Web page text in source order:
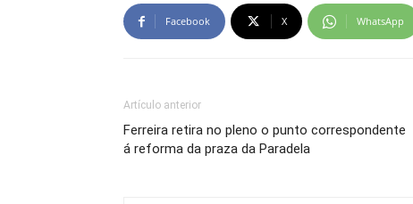
Facebook X WhatsApp
Artículo anterior
Ferreira retira no pleno o punto correspondente
á reforma da praza da Paradela